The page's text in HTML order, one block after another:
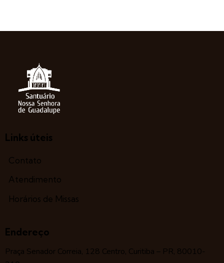
Links úteis
Contato
Atendimento
Horários de Missas
Endereço
Praça Senador Correia, 128 Centro, Curitiba – PR, 80010-